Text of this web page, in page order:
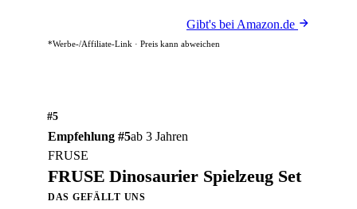
Gibt's bei Amazon.de
*Werbe-/Affiliate-Link · Preis kann abweichen
#5
Empfehlung #5ab 3 Jahren
FRUSE
FRUSE Dinosaurier Spielzeug Set
DAS GEFÄLLT UNS